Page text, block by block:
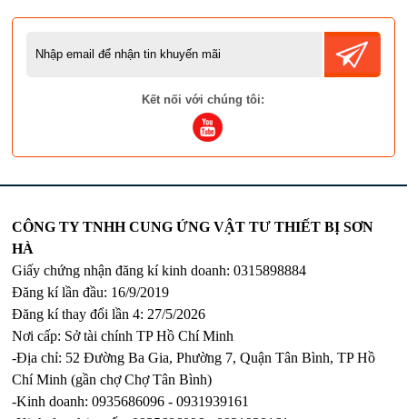
Kết nối với chúng tôi:
CÔNG TY TNHH CUNG ỨNG VẬT TƯ THIẾT BỊ SƠN
HÀ
Giấy chứng nhận đăng kí kinh doanh: 0315898884
Đăng kí lần đầu: 16/9/2019
Đăng kí thay đổi lần 4: 27/5/2026
Nơi cấp: Sở tài chính TP Hồ Chí Minh
-Địa chỉ: 52 Đường Ba Gia, Phường 7, Quận Tân Bình, TP Hồ
Chí Minh (gần chợ Chợ Tân Bình)
-Kinh doanh: 0935686096 - 0931939161